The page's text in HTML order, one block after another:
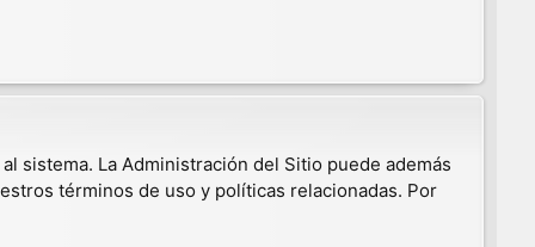
sistema. La Administración del Sitio puede además
términos de uso y políticas relacionadas. Por